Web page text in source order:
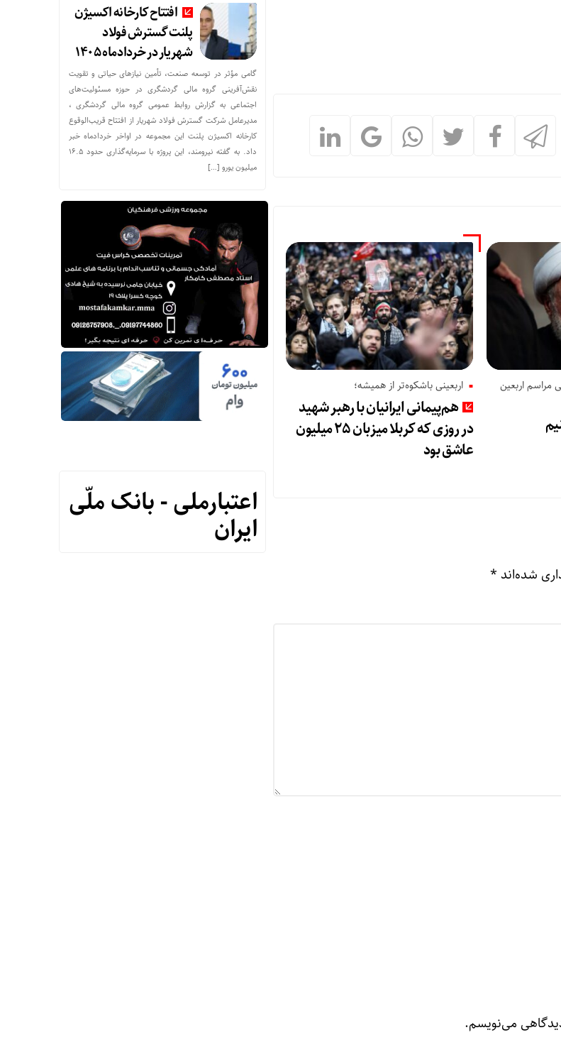
افزایش شمار مصدومان حادثه شهرک شمس‌آباد به ۱۸تن
مراسم اربعین
اربعینی باشکوه‌تر از همیشه؛
هم‌پیمانی ایرانیان با رهبر شهید
در روزی که کربلا میزبان ۲۵ میلیون
عاشق بود
شده‌اند *
دیدگاهی می‌نویسم.
افتتاح کارخانه اکسیژن
پلنت گسترش فولاد
شهریار در خردادماه ۱۴۰۵
گامی مؤثر در توسعه صنعت، تأمین نیازهای حیاتی و تقویت
نقش‌آفرینی گروه مالی گردشگری در حوزه مسئولیت‌های
اجتماعی به گزارش روابط عمومی گروه مالی گردشگری ،
مدیرعامل شرکت گسترش فولاد شهریار از افتتاح قریب‌الوقوع
کارخانه اکسیژن پلنت این مجموعه در اواخر خردادماه خبر
داد. به گفته نیرومند، این پروژه با سرمایه‌گذاری حدود ۱۶.۵
میلیون یورو […]
اعتبارملی - بانک ملّی
ایران